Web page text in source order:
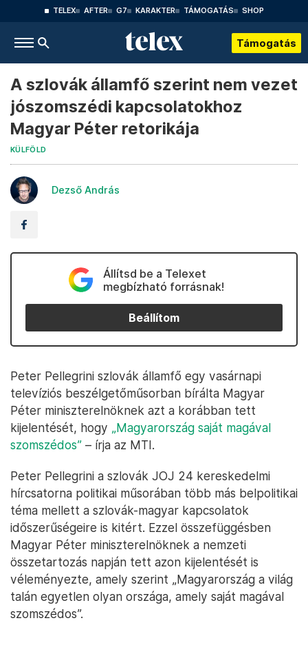
TELEX AFTER G7 KARAKTER TÁMOGATÁS SHOP
Támogatás
A szlovák államfő szerint nem vezet
jószomszédi kapcsolatokhoz
Magyar Péter retorikája
KÜLFÖLD
Dezső András
Állítsd be a Telexet
megbízható forrásnak!
Beállítom
Peter Pellegrini szlovák államfő egy vasárnapi
televíziós beszélgetőműsorban bírálta Magyar
Péter miniszterelnöknek azt a korábban tett
kijelentését, hogy „Magyarország saját magával
szomszédos” – írja az MTI.
Peter Pellegrini a szlovák JOJ 24 kereskedelmi
hírcsatorna politikai műsorában több más belpolitikai
téma mellett a szlovák-magyar kapcsolatok
időszerűségeire is kitért. Ezzel összefüggésben
Magyar Péter miniszterelnöknek a nemzeti
összetartozás napján tett azon kijelentését is
véleményezte, amely szerint „Magyarország a világ
talán egyetlen olyan országa, amely saját magával
szomszédos”.